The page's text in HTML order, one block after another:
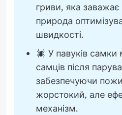
гриви, яка заважає
природа
швидкості.
У павуків самки
самців після
забезпечуючи
жорстокий, але
механізм.